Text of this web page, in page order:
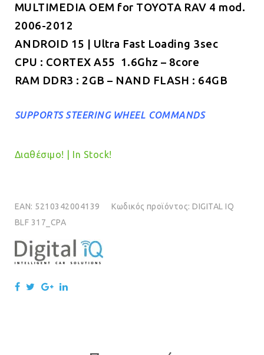
was:
τιμή
€249.00.
MULTIMEDIA OEM for TOYOTA RAV 4 mod.
2006-2012
ANDROID 15 | Ultra Fast Loading 3sec
CPU : CORTEX A55 1.6Ghz – 8core
RAM DDR3 : 2GB – NAND FLASH : 64GB
SUPPORTS STEERING WHEEL COMMANDS
Διαθέσιμο! | In Stock!
EAN: 5210342004139 Κωδικός προϊόντος:DIGITAL IQ
BLF 317_CPA